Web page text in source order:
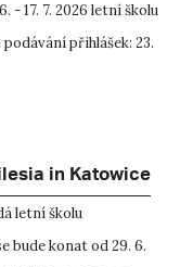
- 17. 7. 2026 letní školu
přihlášek: 23.
in Katowice
letní školu
bude konat od 29. 6.